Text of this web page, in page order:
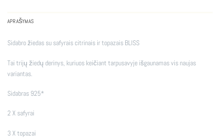
APRAŠYMAS
Sidabro žiedas su safyrais citrinais ir topazais BLISS
Tai trijų žiedų derinys, kuriuos keičiant tarpusavyje išgaunamas vis naujas
variantas.
Sidabras 925*
2 X safyrai
3 X topazai